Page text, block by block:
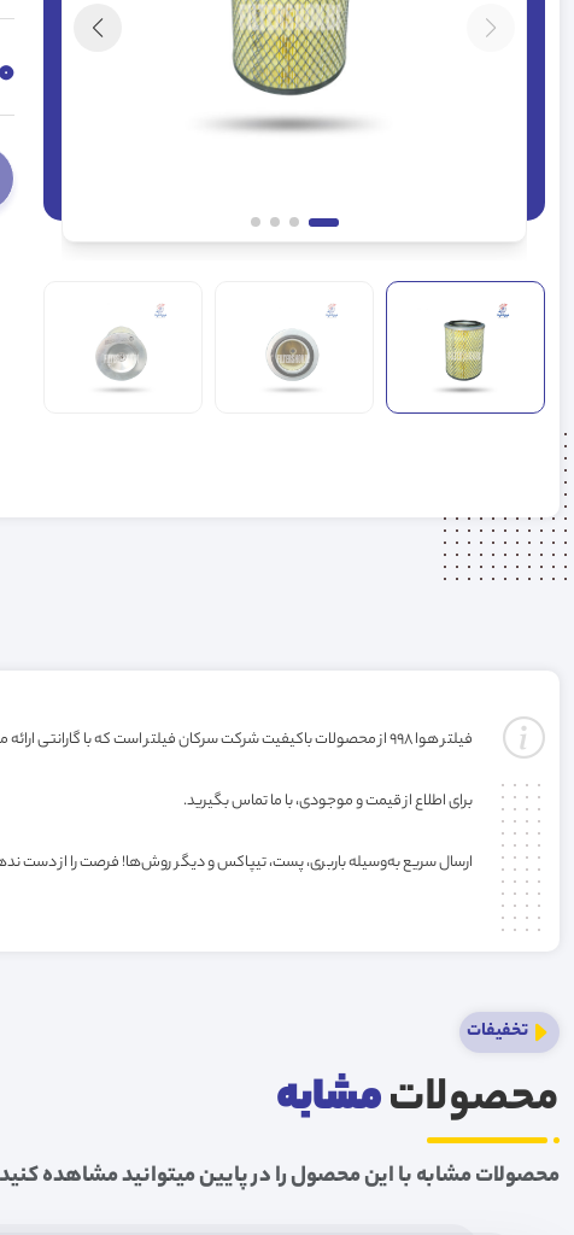
فیلتر هوا 998 از محصولات باکیفیت شرکت سرکان فیلتر است که با گارانتی ارائه می‌شود(گارانتی با شرکت تولید کننده میباشد). خرید این فیلتر به صورت عمده یا کارتنی شامل تخفیف ویژه فروشگاه می‌باشد.
برای اطلاع از قیمت و موجودی، با ما تماس بگیرید.
ارسال سریع به‌وسیله باربری، پست، تیپاکس و دیگر روش‌ها! فرصت را از دست
تخفیفات
محصولاتمشابه
محصولات مشابه با این محصول را در پایین میتوانید مشاهده کنید